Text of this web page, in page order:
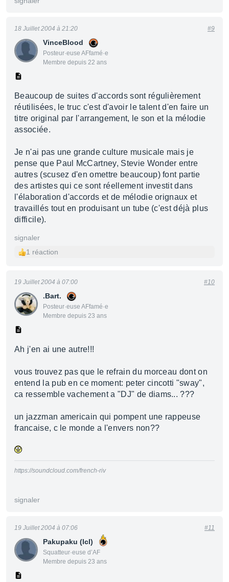
VinceBlood
Posteur·euse AFfamé·e
Membre depuis 22 ans
18 Juillet 2004 à 21:20 #9
Beaucoup de suites d'accords sont régulièrement
réutilisées, le truc c'est d'avoir le talent d'en faire un
titre original par l'arrangement, le son et la mélodie
associée.
Je n'ai pas une grande culture musicale mais je
pense que Paul McCartney, Stevie Wonder entre
autres (scusez d'en omettre beaucoup) font partie
des artistes qui ce sont réellement investit dans
l'élaboration d'accords et de mélodie orignaux et
travaillés tout en produisant un tube (c'est déjà plus
difficile).
signaler
1 réaction
.Bart.
Posteur·euse AFfamé·e
Membre depuis 23 ans
19 Juillet 2004 à 07:00 #10
Ah j'en ai une autre!!!
vous trouvez pas que le refrain du morceau dont on
entend la pub en ce moment: peter cincotti "sway",
ca ressemble vachement a "DJ" de diams... ???
un jazzman americain qui pompent une rappeuse
francaise, c le monde a l'envers non??
https://soundcloud.com/french-riv
signaler
Pakupaku (lcl)
Squatteur·euse d’AF
Membre depuis 23 ans
19 Juillet 2004 à 07:06 #11